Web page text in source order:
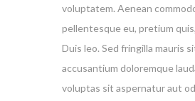
voluptatem. Aenean
pellentesque eu, pretium
Duis leo. Sed fringilla mauris
accusantium doloremque
voluptas sit aspernatur aut